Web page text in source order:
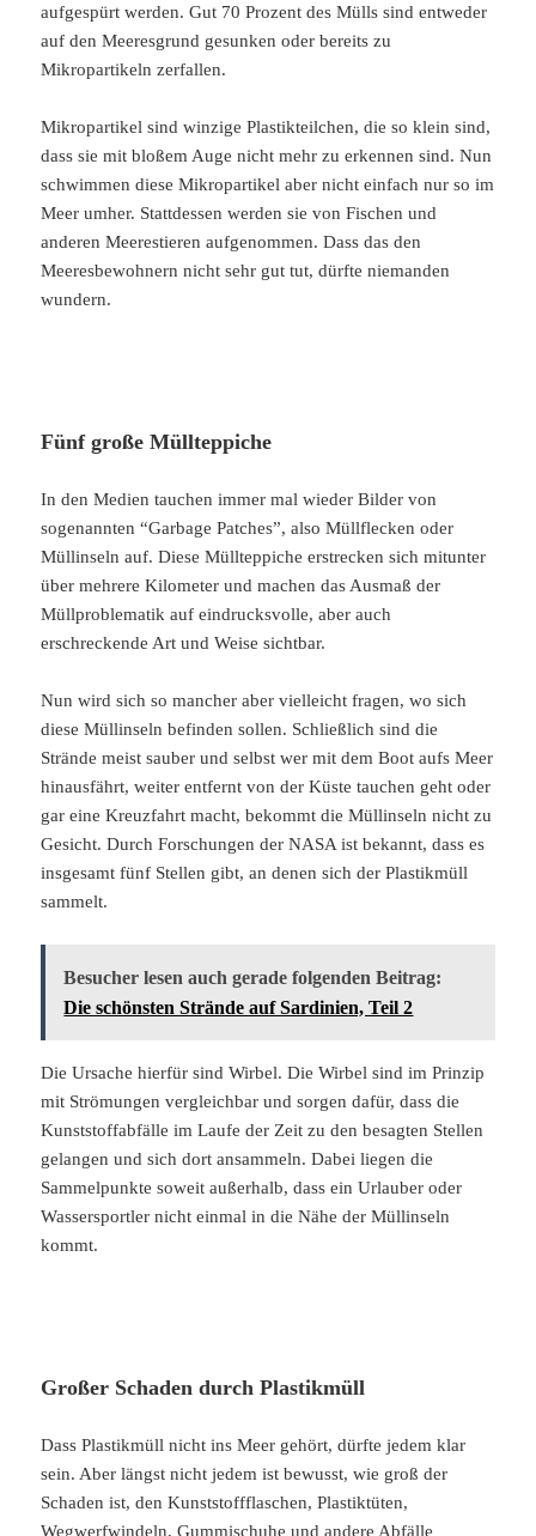
aufgespürt werden. Gut 70 Prozent des Mülls sind entweder
auf den Meeresgrund gesunken oder bereits zu
Mikropartikeln zerfallen.
Mikropartikel sind winzige Plastikteilchen, die so klein sind,
dass sie mit bloßem Auge nicht mehr zu erkennen sind. Nun
schwimmen diese Mikropartikel aber nicht einfach nur so im
Meer umher. Stattdessen werden sie von Fischen und
anderen Meerestieren aufgenommen. Dass das den
Meeresbewohnern nicht sehr gut tut, dürfte niemanden
wundern.
Fünf große Müllteppiche
In den Medien tauchen immer mal wieder Bilder von
sogenannten “Garbage Patches”, also Müllflecken oder
Müllinseln auf. Diese Müllteppiche erstrecken sich mitunter
über mehrere Kilometer und machen das Ausmaß der
Müllproblematik auf eindrucksvolle, aber auch
erschreckende Art und Weise sichtbar.
Nun wird sich so mancher aber vielleicht fragen, wo sich
diese Müllinseln befinden sollen. Schließlich sind die
Strände meist sauber und selbst wer mit dem Boot aufs Meer
hinausfährt, weiter entfernt von der Küste tauchen geht oder
gar eine Kreuzfahrt macht, bekommt die Müllinseln nicht zu
Gesicht. Durch Forschungen der NASA ist bekannt, dass es
insgesamt fünf Stellen gibt, an denen sich der Plastikmüll
sammelt.
Besucher lesen auch gerade folgenden Beitrag:
Die schönsten Strände auf Sardinien, Teil 2
Die Ursache hierfür sind Wirbel. Die Wirbel sind im Prinzip
mit Strömungen vergleichbar und sorgen dafür, dass die
Kunststoffabfälle im Laufe der Zeit zu den besagten Stellen
gelangen und sich dort ansammeln. Dabei liegen die
Sammelpunkte soweit außerhalb, dass ein Urlauber oder
Wassersportler nicht einmal in die Nähe der Müllinseln
kommt.
Großer Schaden durch Plastikmüll
Dass Plastikmüll nicht ins Meer gehört, dürfte jedem klar
sein. Aber längst nicht jedem ist bewusst, wie groß der
Schaden ist, den Kunststoffflaschen, Plastiktüten,
Wegwerfwindeln, Gummischuhe und andere Abfälle